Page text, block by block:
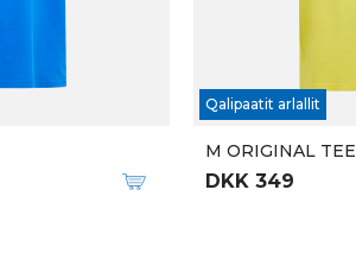
Qalipaatit arlallit
M ORIGINAL TEE
DKK 349